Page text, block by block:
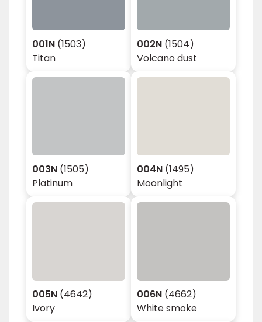
001N (1503)
Titan
002N (1504)
Volcano dust
003N (1505)
Platinum
004N (1495)
Moonlight
005N (4642)
Ivory
006N (4662)
White smoke